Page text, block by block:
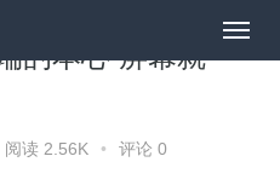
的本心 屏幕就
阅读 2.56K • 评论 0